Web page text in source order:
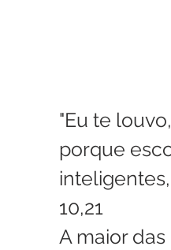
"Eu te
porque
10,21
A maior